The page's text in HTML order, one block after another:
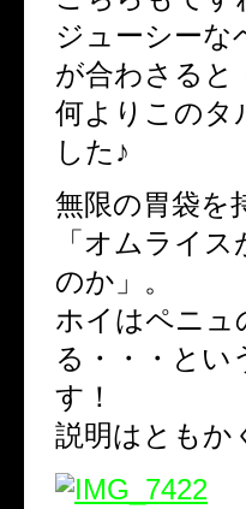
ジューシーな
が合わさると
何よりこのタ
した♪
無限の胃袋を
「オムライ
のか」。
ホイはペニュ
る・・・とい
す！
説明はともか